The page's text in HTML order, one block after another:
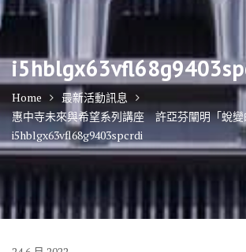
Home
最新活動訊息
惠中寺未來與希望系列講座 許亞芬闡明「蛻變
i5hblgx63vfl68g9403spcrdi